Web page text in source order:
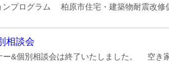
プログラム 柏原市住宅・建築物耐震改修
相談会
ー&個別相談会は終了いたしました。 空き